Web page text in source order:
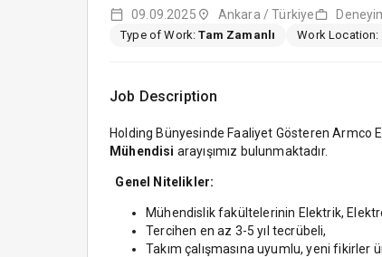
09.09.2025 Ankara / Türkiye
Type of Work:Tam Zamanlı Work Location:
Job Description
Holding Bünyesinde Faaliyet Gösteren Armco
Mühendisi arayışımız bulunmaktadır.
Genel Nitelikler:
Mühendislik fakültelerinin Elektrik,
Tercihen en az 3-5 yıl tecrübeli,
Takım çalışmasına uyumlu, yeni fikirler